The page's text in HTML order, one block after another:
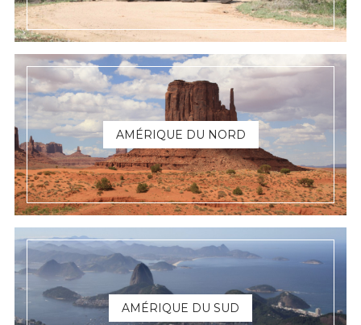
AMÉRIQUE DU NORD
AMÉRIQUE DU SUD